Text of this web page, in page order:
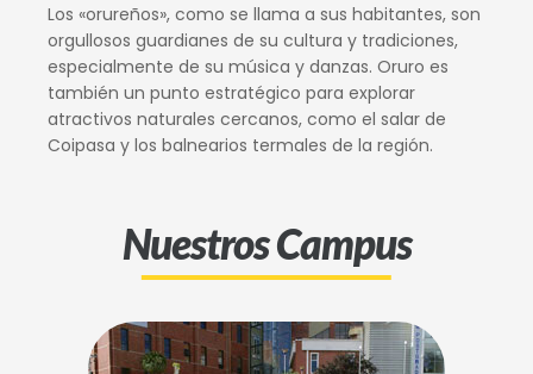
Los «orureños», como se llama a sus habitantes, son
orgullosos guardianes de su cultura y tradiciones,
especialmente de su música y danzas. Oruro es
también un punto estratégico para explorar
atractivos naturales cercanos, como el salar de
Coipasa y los balnearios termales de la región.
Nuestros Campus